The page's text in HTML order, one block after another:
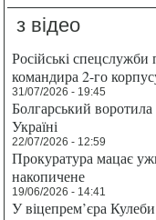
з відео
Російські
командира 2-го
31/07/2026 - 19:45
Болгарський воротила
Україні
22/07/2026 - 12:59
Прокуратура мацає
накопичене
19/06/2026 - 14:41
У віцепрем’єра